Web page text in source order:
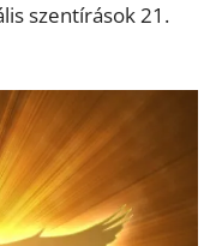
szentírások 21.